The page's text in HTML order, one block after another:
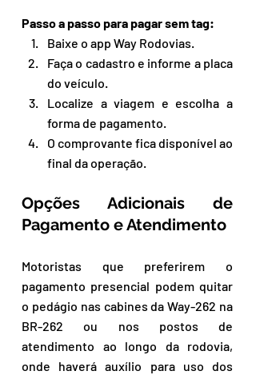
Passo a passo para pagar sem tag:
Baixe o app Way Rodovias.
Faça o cadastro e informe a placa
do veículo.
Localize a viagem e escolha a
forma de pagamento.
O comprovante fica disponível ao
final da operação.
Opções Adicionais de
Pagamento e Atendimento
Motoristas que preferirem o
pagamento presencial podem quitar
o pedágio nas cabines da Way-262 na
BR-262 ou nos postos de
atendimento ao longo da rodovia,
onde haverá auxílio para uso dos